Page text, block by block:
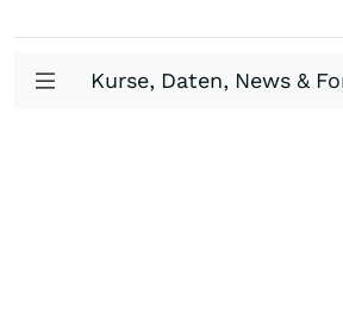
Kurse, Daten, News &